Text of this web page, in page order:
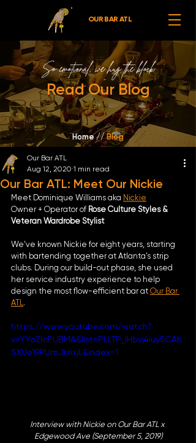
OUR BAR ATL
So emotional,we hug the block
Read Our Blog
Home //Blog
Our Bar ATL: Meet Our Nickie
Our Bar ATL
Aug 12, 2020 1 min read
Meet Dominique Williams aka Nickie
Owner + Operator of Rose Culture Styles &
Veteran Wardrobe Stylist
We've known Nickie for eight years, starting
with bartending together at Atlanta's strip
clubs. During our build-out phase, she used
her service industry experience to help
design the most flow-efficient bar at Our Bar
ATL.
https://www.youtube.com/watch?
v=YYoZIcPUBMA&list=PLLTP_IHbvj4iuy5CAh
SXUe19PUmJknxjL&index=1
Interview with Nickie on Our Bar ATL x
Edgewood Ave (September 5, 2019)